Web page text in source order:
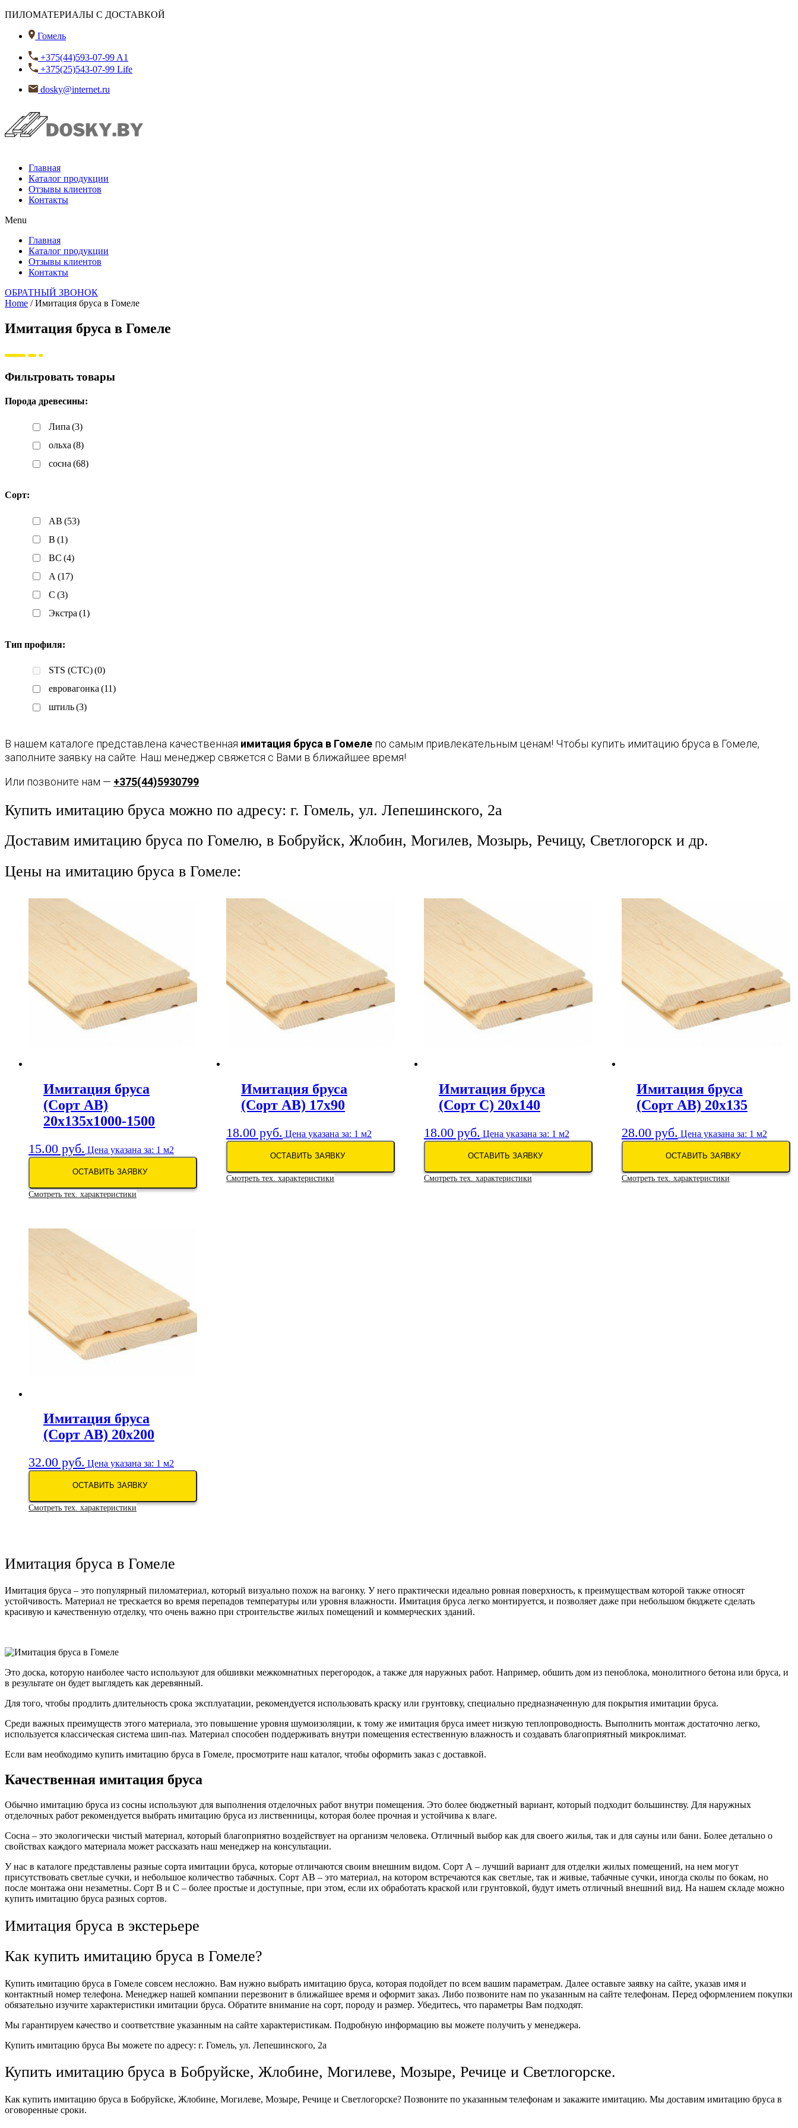
ПИЛОМАТЕРИАЛЫ С ДОСТАВКОЙ
Гомель
+375(44)593-07-99 A1
+375(25)543-07-99 Life
dosky@internet.ru
Главная
Каталог продукции
Отзывы клиентов
Контакты
Menu
Главная
Каталог продукции
Отзывы клиентов
Контакты
ОБРАТНЫЙ ЗВОНОК
Home / Имитация бруса в Гомеле
Имитация бруса в Гомеле
Фильтровать товары
Порода древесины:
Липа (3)
ольха (8)
сосна (68)
Сорт:
AB (53)
B (1)
BC (4)
А (17)
С (3)
Экстра (1)
Тип профиля:
STS (СТС)(0)
евровагонка (11)
штиль(3)
В нашем каталоге представлена качественная имитация бруса в Гомеле по самым привлекательным ценам! Чтобы купить имитацию бруса в Гомеле,
заполните заявку на сайте. Наш менеджер свяжется с Вами в ближайшее время!
Или позвоните нам — +375(44)5930799
Купить имитацию бруса можно по адресу: г. Гомель, ул. Лепешинского, 2а
Доставим имитацию бруса по Гомелю, в Бобруйск, Жлобин, Могилев, Мозырь, Речицу, Светлогорск и др.
Цены на имитацию бруса в Гомеле:
Имитация бруса
(Сорт АВ)
20х135х1000-1500
15.00 руб. Цена указана за: 1 м2
ОСТАВИТЬ ЗАЯВКУ
Смотреть тех. характеристики
Имитация бруса
(Сорт АВ) 17х90
18.00руб. Цена указана за: 1 м2
ОСТАВИТЬ ЗАЯВКУ
Смотреть тех. характеристики
Имитация бруса
(Сорт C) 20х140
18.00руб. Цена указана за: 1 м2
ОСТАВИТЬ ЗАЯВКУ
Смотреть тех. характеристики
Имитация бруса
(Сорт АB) 20х135
28.00руб. Цена указана за: 1 м2
ОСТАВИТЬ ЗАЯВКУ
Смотреть тех. характеристики
Имитация бруса
(Сорт АB) 20х200
32.00 руб. Цена указана за: 1 м2
ОСТАВИТЬ ЗАЯВКУ
Смотреть тех. характеристики
Имитация бруса в Гомеле
Имитация бруса – это популярный пиломатериал, который визуально похож на вагонку. У него практически идеально ровная поверхность, к преимуществам которой также относят
устойчивость. Материал не трескается во время перепадов температуры или уровня влажности. Имитация бруса легко монтируется, и позволяет даже при небольшом бюджете сделать
красивую и качественную отделку, что очень важно при строительстве жилых помещений и коммерческих зданий.
Это доска, которую наиболее часто используют для обшивки межкомнатных перегородок, а также для наружных работ. Например, обшить дом из пеноблока, монолитного бетона или бруса, и
в результате он будет выглядеть как деревянный.
Для того, чтобы продлить длительность срока эксплуатации, рекомендуется использовать краску или грунтовку, специально предназначенную для покрытия имитации бруса.
Среди важных преимуществ этого материала, это повышение уровня шумоизоляции, к тому же имитация бруса имеет низкую теплопроводность. Выполнить монтаж достаточно легко,
используется классическая система шип-паз. Материал способен поддерживать внутри помещения естественную влажность и создавать благоприятный микроклимат.
Если вам необходимо купить имитацию бруса в Гомеле, просмотрите наш каталог, чтобы оформить заказ с доставкой.
Качественная имитация бруса
Обычно имитацию бруса из сосны используют для выполнения отделочных работ внутри помещения. Это более бюджетный вариант, который подходит большинству. Для наружных
отделочных работ рекомендуется выбрать имитацию бруса из лиственницы, которая более прочная и устойчива к влаге.
Сосна – это экологически чистый материал, который благоприятно воздействует на организм человека. Отличный выбор как для своего жилья, так и для сауны или бани. Более детально о
свойствах каждого материала может рассказать наш менеджер на консультации.
У нас в каталоге представлены разные сорта имитации бруса, которые отличаются своим внешним видом. Сорт А – лучший вариант для отделки жилых помещений, на нем могут
присутствовать светлые сучки, и небольшое количество табачных. Сорт АВ – это материал, на котором встречаются как светлые, так и живые, табачные сучки, иногда сколы по бокам, но
после монтажа они незаметны. Сорт В и С – более простые и доступные, при этом, если их обработать краской или грунтовкой, будут иметь отличный внешний вид. На нашем складе можно
купить имитацию бруса разных сортов.
Имитация бруса в экстерьере
Как купить имитацию бруса в Гомеле?
Купить имитацию бруса в Гомеле совсем несложно. Вам нужно выбрать имитацию бруса, которая подойдет по всем вашим параметрам. Далее оставьте заявку на сайте, указав имя и
контактный номер телефона. Менеджер нашей компании перезвонит в ближайшее время и оформит заказ. Либо позвоните нам по указанным на сайте телефонам. Перед оформлением покупки
обязательно изучите характеристики имитации бруса. Обратите внимание на сорт, породу и размер. Убедитесь, что параметры Вам подходят.
Мы гарантируем качество и соответствие указанным на сайте характеристикам. Подробную информацию вы можете получить у менеджера.
Купить имитацию бруса Вы можете по адресу: г. Гомель, ул. Лепешинского, 2а
Купить имитацию бруса в Бобруйске, Жлобине, Могилеве, Мозыре, Речице и Светлогорске.
Как купить имитацию бруса в Бобруйске, Жлобине, Могилеве, Мозыре, Речице и Светлогорске? Позвоните по указанным телефонам и закажите имитацию. Мы доставим имитацию бруса в
оговоренные сроки.